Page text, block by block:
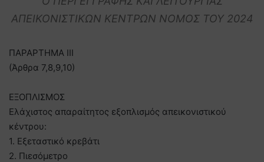
ΑΠΕΙΚΟΝΙΣΤΙΚΩΝ ΚΕΝΤΡΩΝ ΝΟΜΟΣ ΤΟΥ 2024
ΠΑΡΑΡΤΗΜΑ ΙΙΙ
(Άρθρα 7,8,9,10)
ΕΞΟΠΛΙΣΜΟΣ
Ελάχιστος απαραίτητος εξοπλισμός απεικονιστικού
κέντρου:
1. Εξεταστικό κρεβάτι
2. Πιεσόμετρο